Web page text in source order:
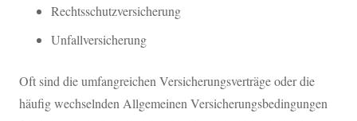
Rechtsschutzversicherung
Unfallversicherung
Oft sind die umfangreichen Versicherungsverträge oder die
häufig wechselnden Allgemeinen Versicherungsbedingungen